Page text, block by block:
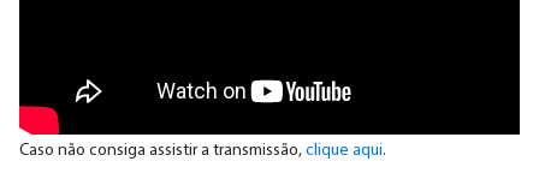
Caso não consiga assistir a transmissão, clique aqui.